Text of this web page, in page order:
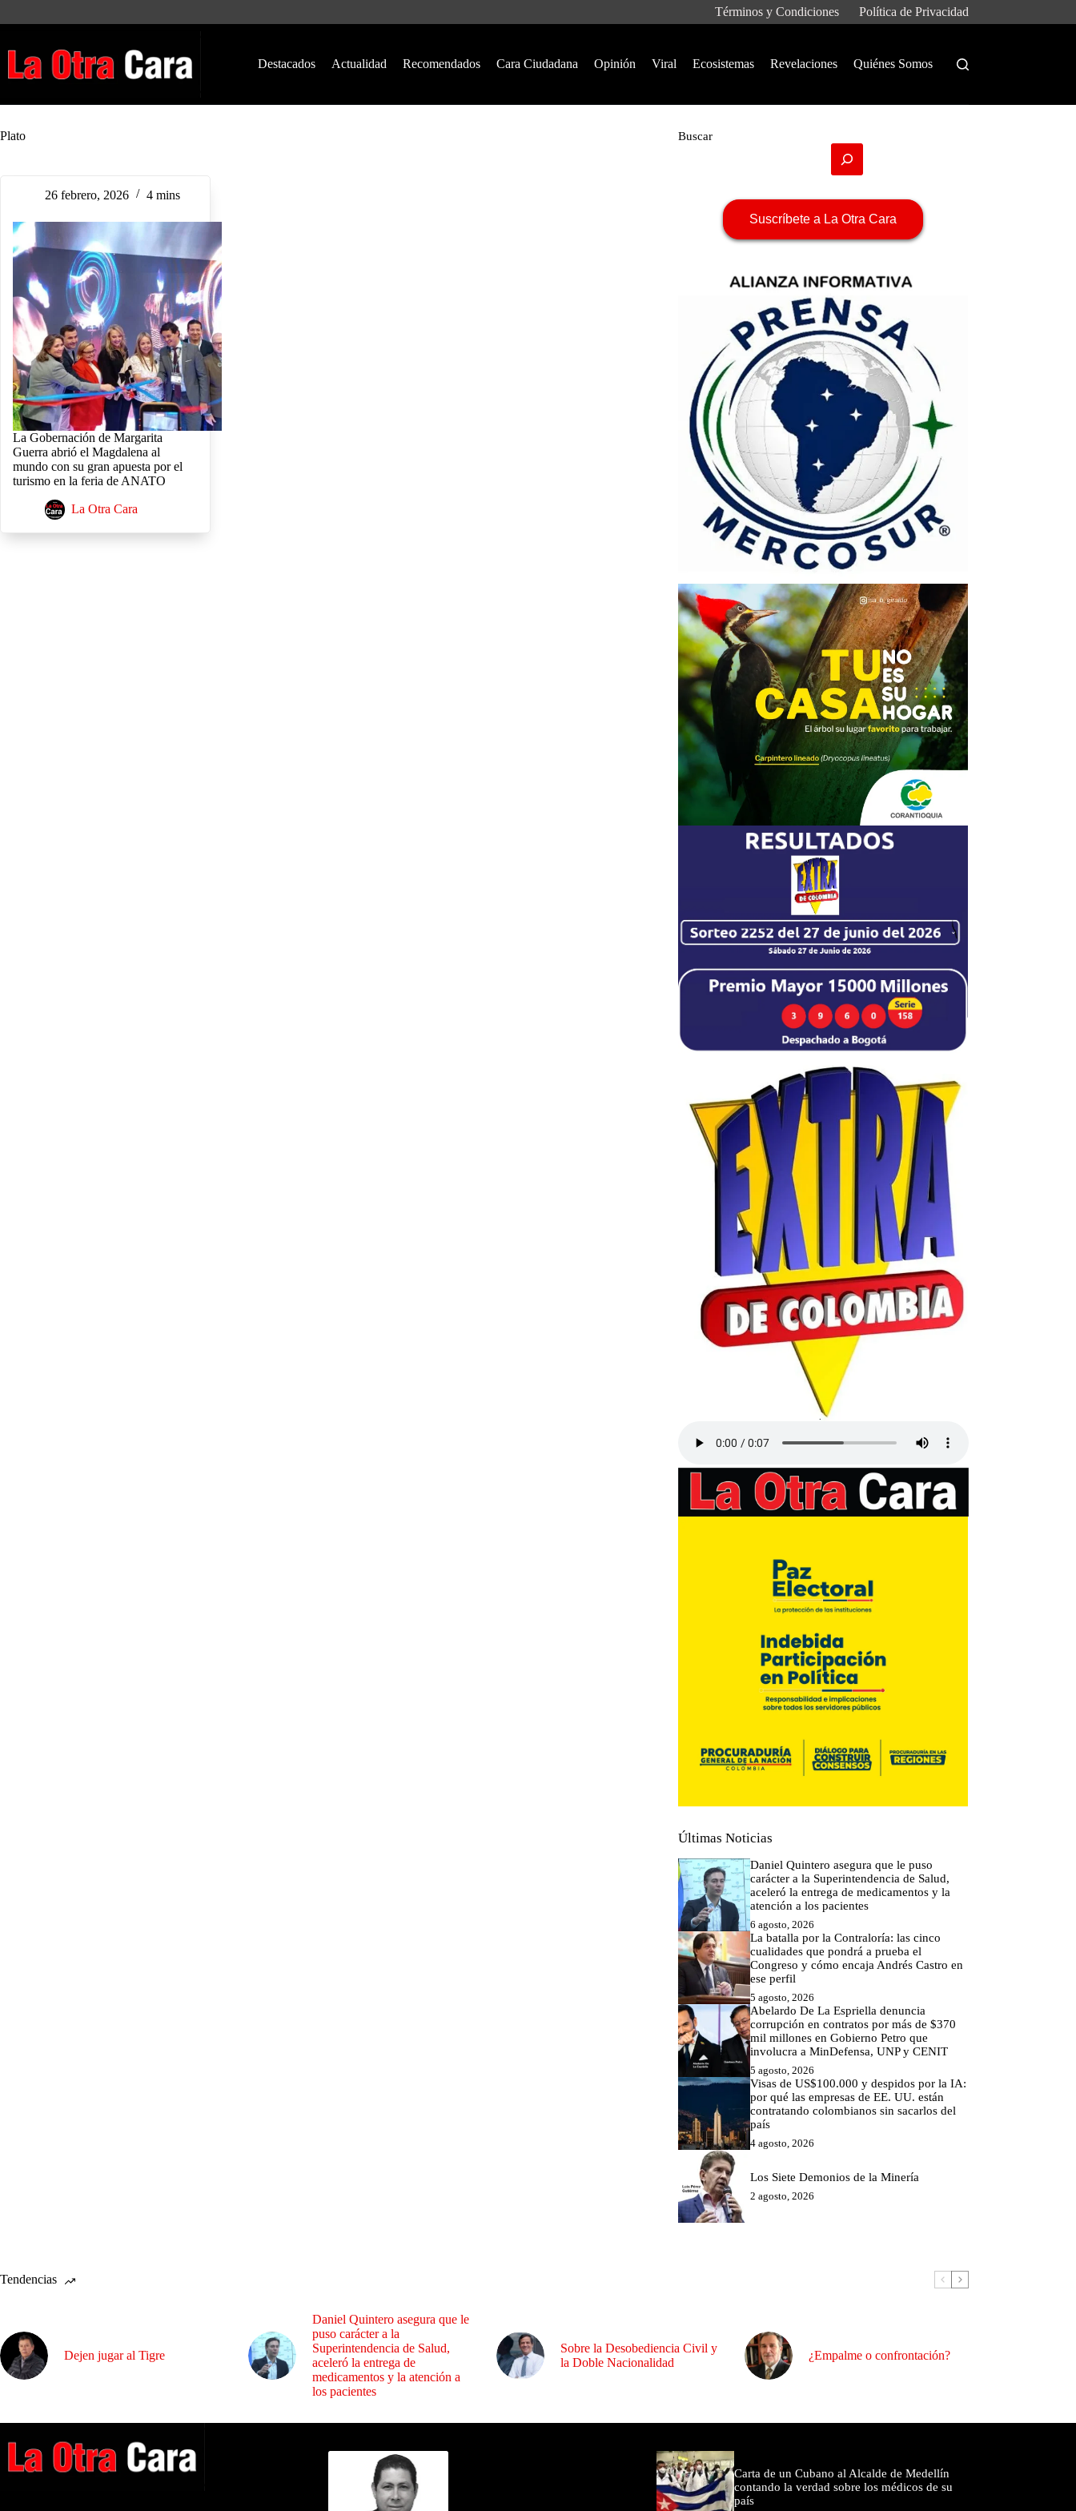
Términos y Condiciones Política de Privacidad
Destacados Actualidad Recomendados Cara Ciudadana Opinión Viral Ecosistemas Revelaciones Quiénes Somos
Plato
26 febrero, 2026 4 mins
La Gobernación de Margarita
Guerra abrió el Magdalena al
mundo con su gran apuesta por el
turismo en la feria de ANATO
La Otra Cara
Buscar
Suscríbete a La Otra Cara
Últimas Noticias
Daniel Quintero asegura que le puso
carácter a la Superintendencia de Salud,
aceleró la entrega de medicamentos y la
atención a los pacientes
6 agosto, 2026
La batalla por la Contraloría: las cinco
cualidades que pondrá a prueba el
Congreso y cómo encaja Andrés Castro en
ese perfil
5 agosto, 2026
Abelardo De La Espriella denuncia
corrupción en contratos por más de $370
mil millones en Gobierno Petro que
involucra a MinDefensa, UNP y CENIT
5 agosto, 2026
Visas de US$100.000 y despidos por la IA:
por qué las empresas de EE. UU. están
contratando colombianos sin sacarlos del
país
4 agosto, 2026
Los Siete Demonios de la Minería
2 agosto, 2026
Tendencias
Dejen jugar al Tigre
Daniel Quintero asegura que le
puso carácter a la
Superintendencia de Salud,
aceleró la entrega de
medicamentos y la atención a
los pacientes
Sobre la Desobediencia Civil y
la Doble Nacionalidad
¿Empalme o confrontación?
Carta de un Cubano al Alcalde de Medellín
contando la verdad sobre los médicos de su
país